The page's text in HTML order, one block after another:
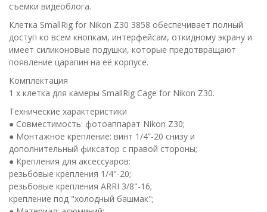
съемки видеоблога.
Клетка SmallRig for Nikon Z30 3858 обеспечивает полный
доступ ко всем кнопкам, интерфейсам, откидному экрану и
имеет силиконовые подушки, которые предотвращают
появление царапин на её корпусе.
Комплектация
1 х клетка для камеры SmallRig Cage for Nikon Z30.
Технические характеристики
● Совместимость: фотоаппарат Nikon Z30;
● Монтажное крепление: винт 1/4”-20 снизу и
дополнительный фиксатор с правой стороны;
● Крепления для аксессуаров:
резьбовые крепления 1/4"-20;
резьбовые крепления ARRI 3/8"-16;
крепление под "холодный башмак";